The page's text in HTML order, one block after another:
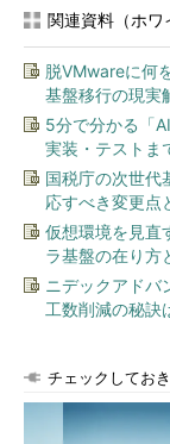
関連資料（ホワ
脱VMwareに何
基盤移行の現実
5分で分かる「
実装・テストま
国税庁の次世代
応すべき変更点
仮想環境を見直
ラ基盤の在り方
ニデックアドバ
工数削減の秘訣
チェックしてお